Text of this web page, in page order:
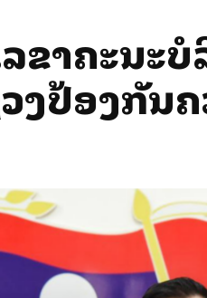
ຂາຄະນະ
ງປ້ອງກັນ